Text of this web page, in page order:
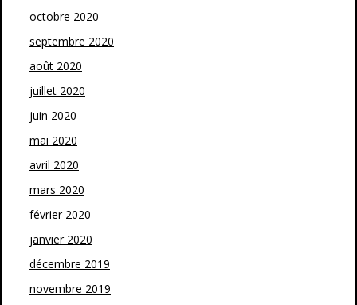
octobre 2020
septembre 2020
août 2020
juillet 2020
juin 2020
mai 2020
avril 2020
mars 2020
février 2020
janvier 2020
décembre 2019
novembre 2019